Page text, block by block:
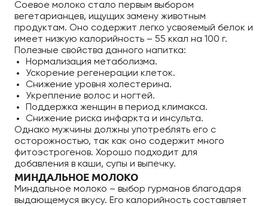
Соевое молоко стало первым выбором
вегетарианцев, ищущих замену животным
продуктам. Оно содержит легко усвояемый белок и
имеет низкую калорийность – 55 ккал на 100 г.
Полезные свойства данного напитка:
Нормализация метаболизма.
Ускорение регенерации клеток.
Снижение уровня холестерина.
Укрепление волос и ногтей.
Поддержка женщин в период климакса.
Снижение риска инфаркта и инсульта.
Однако мужчины должны употреблять его с
осторожностью, так как оно содержит много
фитоэстрогенов. Хорошо подходит для
добавления в каши, супы и выпечку.
МИНДАЛЬНОЕ МОЛОКО
Миндальное молоко – выбор гурманов благодаря
выдающемуся вкусу. Его калорийность составляет